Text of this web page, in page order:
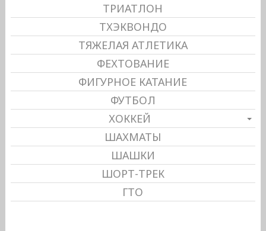
ТРИАТЛОН
ТХЭКВОНДО
ТЯЖЕЛАЯ АТЛЕТИКА
ФЕХТОВАНИЕ
ФИГУРНОЕ КАТАНИЕ
ФУТБОЛ
ХОККЕЙ
ШАХМАТЫ
ШАШКИ
ШОРТ-ТРЕК
ГТО